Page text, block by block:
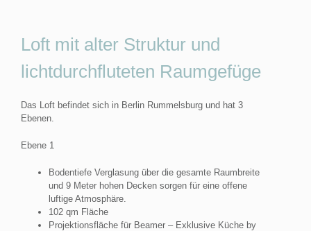
Loft mit alter Struktur und
lichtdurchfluteten Raumgefüge
Das Loft befindet sich in Berlin Rummelsburg und hat 3
Ebenen.
Ebene 1
Bodentiefe Verglasung über die gesamte Raumbreite
und 9 Meter hohen Decken sorgen für eine offene
luftige Atmosphäre.
102 qm Fläche
Projektionsfläche für Beamer – Exklusive Küche by